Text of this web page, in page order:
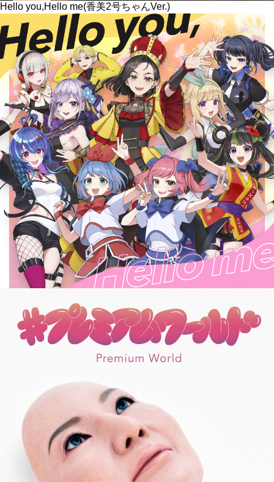
Hello you,Hello me(香美2号ちゃんVer.)